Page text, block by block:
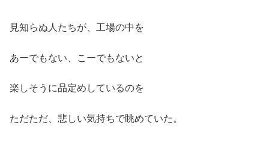
見知らぬ人たちが、工場の中を
あーでもない、こーでもないと
楽しそうに品定めしているのを
ただただ、悲しい気持ちで眺めていた。